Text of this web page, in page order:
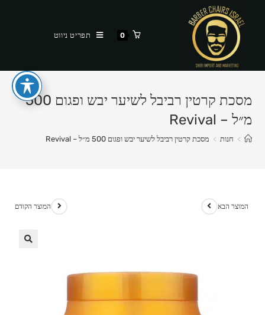
content
0 תפריט ניווט
מסכת קרטין רביבל לשיער יבש ופגום 500
מ״ל – Revival
> חנות > מסכת קרטין רביבל לשיער יבש ופגום 500 מ״ל – Revival
המוצר הקודם המוצר הבא